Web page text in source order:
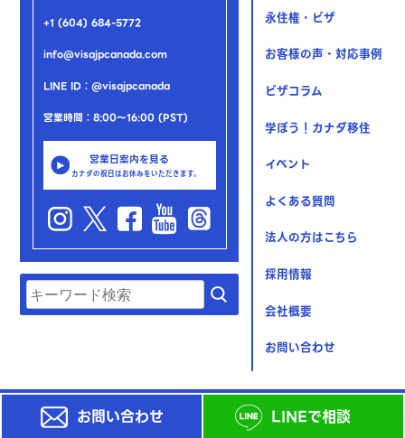
お問い合わせ LINEで相談
+1 (604) 684-5772
info@visajpcanada.com
LINE ID：@visajpcanada
営業時間：8:00～16:00 (PST)
営業日案内を見る
カナダの祝日はお休みをいただきます。
永住権・ビザ
お客様の声・対応事例
ビザコラム
学ぼう！カナダ移住
イベント
よくある質問
法人の方はこちら
採用情報
会社概要
お問い合わせ
© 2023 Yuki Shiraishi Immigration Consulting Inc.